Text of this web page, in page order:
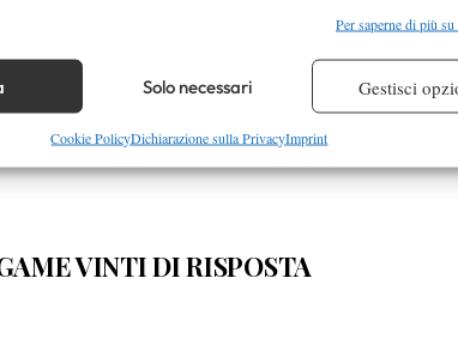
base alle informazioni trasmesse automaticamente.
prevenire e rilevare frodi, correggere errori,
pubblicità e contenuto, Salvare e comunicare le
Per saperne di più
Solo necessari Gestisci
Cookie PolicyDichiarazione sulla PrivacyImprint
VINTI DI RISPOSTA